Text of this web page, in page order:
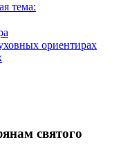
тема:
ориентирах
святого